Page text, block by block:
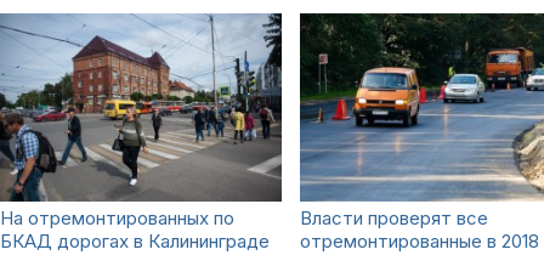
На отремонтированных по
БКАД дорогах в Калининграде
Власти проверят все
отремонтированные в 2018